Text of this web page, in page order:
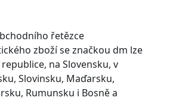
řetězce
zboží se značkou dm lze
na Slovensku, v
Slovinsku, Maďarsku,
Rumunsku i Bosně a